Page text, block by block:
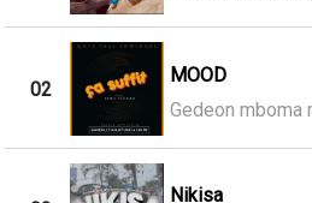
02
MOOD
Gedeon mboma
Nikisa